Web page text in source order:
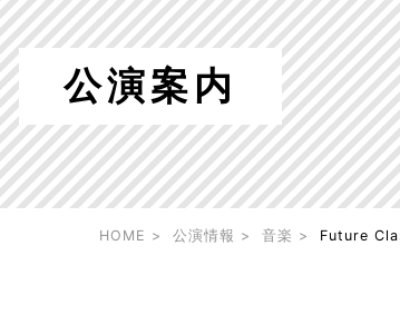
公演案内
HOME 公演情報 音楽 Future